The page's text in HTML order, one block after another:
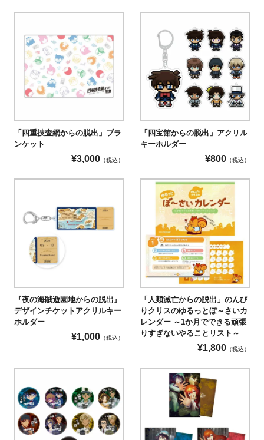
「四重捜査網からの脱出」ブラ
ンケット
¥3,000 （税込）
「四宝館からの脱出」アクリル
キーホルダー
¥800 （税込）
『夜の海賊遊園地からの脱出』
デザインチケットアクリルキー
ホルダー
¥1,000 （税込）
「人類滅亡からの脱出」のんび
りクリスのゆるっとぼ～さいカ
レンダー ～1か月でできる頑張
りすぎないやることリスト～
¥1,800 （税込）